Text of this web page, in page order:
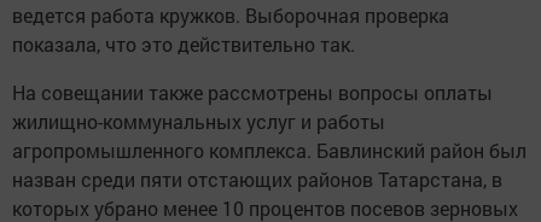
ведется работа кружков. Выборочная проверка
показала, что это действительно так.
На совещании также рассмотрены вопросы оплаты
жилищно-коммунальных услуг и работы
агропромышленного комплекса. Бавлинский район был
назван среди пяти отстающих районов Татарстана, в
которых убрано менее 10 процентов посевов зерновых